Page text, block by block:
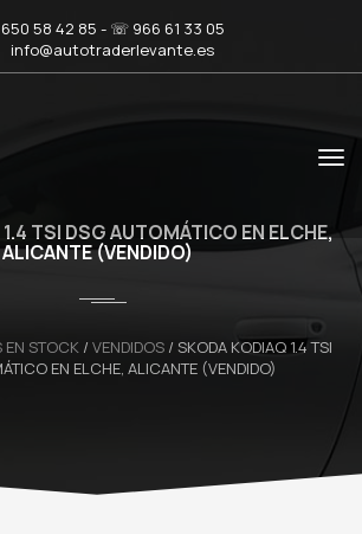
650 58 42 85 - ☏ 966 61 33 05
info@autotraderlevante.es
TSI DSG AUTOMÁTICO EN ELCHE,
ALICANTE (VENDIDO)
EN STOCK / VENDIDOS / SKODA KODIAQ 1.4 TSI
EN ELCHE, ALICANTE (VENDIDO)